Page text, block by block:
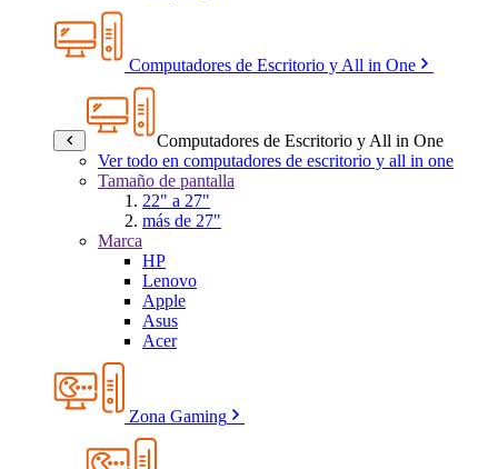
Computadores de Escritorio y All in One
Computadores de Escritorio y All in One
Ver todo en computadores de escritorio y all in one
Tamaño de pantalla
22" a 27"
más de 27"
Marca
HP
Lenovo
Apple
Asus
Acer
Zona Gaming